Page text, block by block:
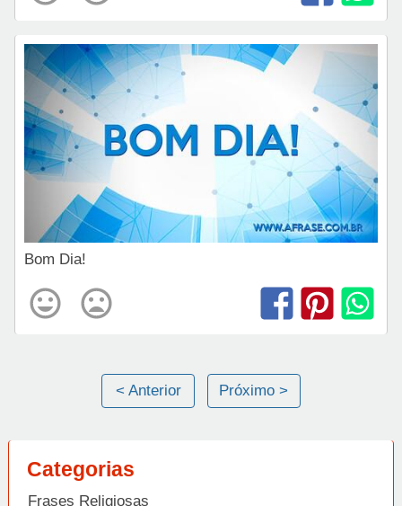
Bom Dia!
< Anterior Próximo >
Categorias
Frases Religiosas